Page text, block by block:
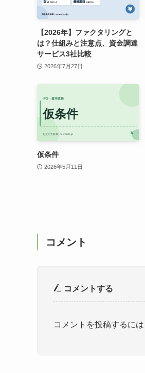
【2026年】ファクタリングと
は？仕組みと注意点、資金調達
サービス3社比較
2026年7月27日
仮条件
2026年5月11日
コメント
コメントする
コメントを投稿するには